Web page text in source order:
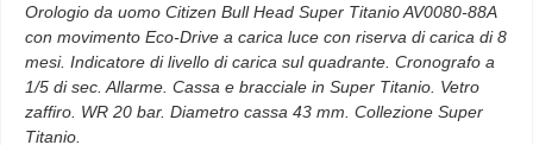
Orologio da uomo Citizen Bull Head Super Titanio AV0080-88A
con movimento Eco-Drive a carica luce con riserva di carica di 8
mesi. Indicatore di livello di carica sul quadrante. Cronografo a
1/5 di sec. Allarme. Cassa e bracciale in Super Titanio. Vetro
zaffiro. WR 20 bar. Diametro cassa 43 mm. Collezione Super
Titanio.